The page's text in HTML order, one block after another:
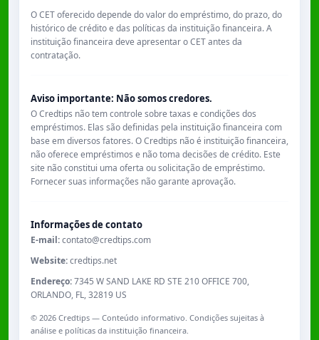
O CET oferecido depende do valor do empréstimo, do prazo, do
histórico de crédito e das políticas da instituição financeira. A
instituição financeira deve apresentar o CET antes da
contratação.
Aviso importante: Não somos credores.
O Credtips não tem controle sobre taxas e condições dos
empréstimos. Elas são definidas pela instituição financeira com
base em diversos fatores. O Credtips não é instituição financeira,
não oferece empréstimos e não toma decisões de crédito. Este
site não constitui uma oferta ou solicitação de empréstimo.
Fornecer suas informações não garante aprovação.
Informações de contato
E-mail:contato@credtips.com
Website:credtips.net
Endereço:7345 W SAND LAKE RD STE 210 OFFICE 700,
ORLANDO, FL, 32819 US
© 2026 Credtips — Conteúdo informativo. Condições sujeitas à
análise e políticas da instituição financeira.